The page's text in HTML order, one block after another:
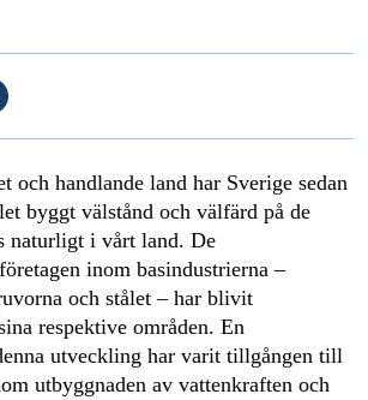
och handlande land har Sverige sedan
byggt välstånd och välfärd på de
naturligt i vårt land. De
inom basindustrierna –
och stålet – har blivit
respektive områden. En
utveckling har varit tillgången till
utbyggnaden av vattenkraften och